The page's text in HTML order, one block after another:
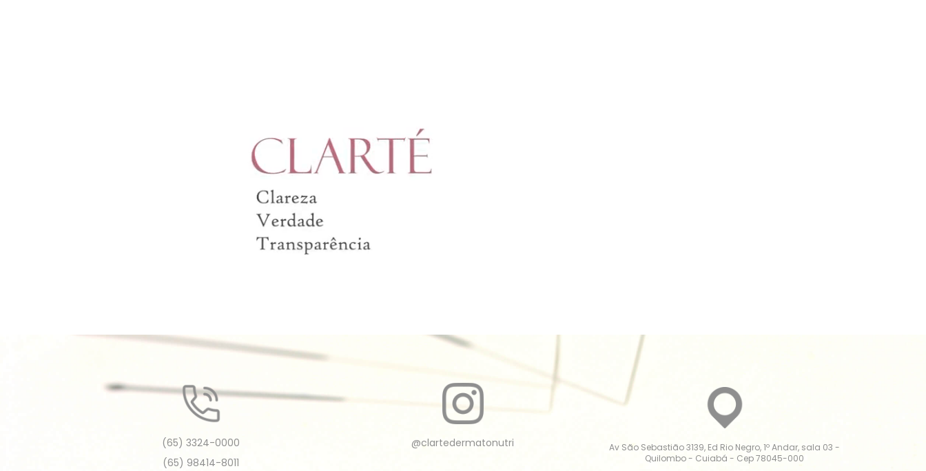
(65) 3324-0000
(65) 98414-8011
@clartedermatonutri
Av São Sebastião 3139, Ed Rio Negro, 1º Andar, sala 03 -
Quilombo - Cuiabá - Cep 78045-000